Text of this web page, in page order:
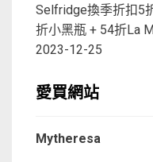
Selfridge換季折扣5
折小黑瓶 + 54折La
2023-12-25
愛買網站
Mytheresa